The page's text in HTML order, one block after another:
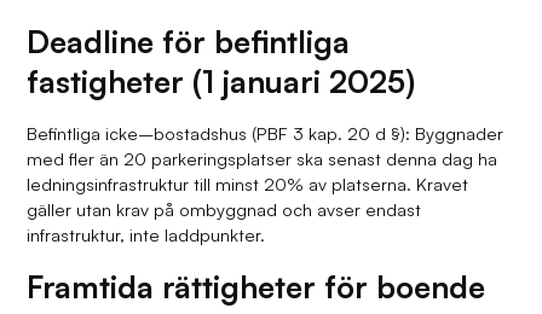
Deadline för befintliga
fastigheter (1 januari 2025)
Befintliga icke–bostadshus (PBF 3 kap. 20 d §): Byggnader
med fler än 20 parkeringsplatser ska senast denna dag ha
ledningsinfrastruktur till minst 20% av platserna. Kravet
gäller utan krav på ombyggnad och avser endast
infrastruktur, inte laddpunkter.
Framtida rättigheter för boende